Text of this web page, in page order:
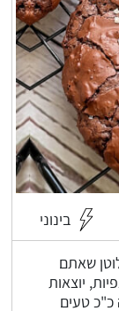
בינוני
שאתם
יוצאות
טעים